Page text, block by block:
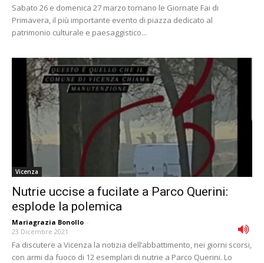
Sabato 26 e domenica 27 marzo tornano le Giornate Fai di
Primavera, il più importante evento di piazza dedicato al
patrimonio culturale e paesaggistico...
Vicenza
Nutrie uccise a fucilate a Parco Querini:
esplode la polemica
Mariagrazia Bonollo -
23 Dicembre 2021
Fa discutere a Vicenza la notizia dell’abbattimento, nei giorni scorsi,
con armi da fuoco di 12 esemplari di nutrie a Parco Querini. Lo